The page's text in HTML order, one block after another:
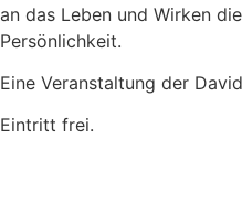
an das Leben und Wirken
Persönlichkeit.
Eine Veranstaltung der
Eintritt frei.